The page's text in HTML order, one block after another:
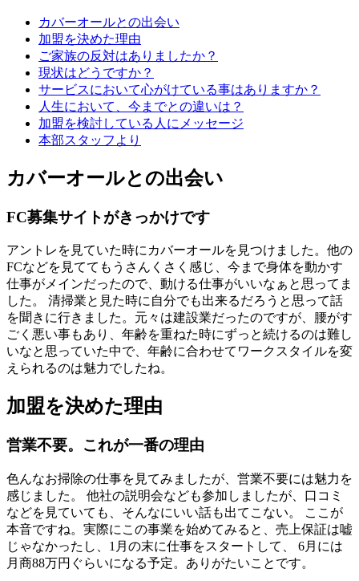
カバーオールとの出会い
加盟を決めた理由
ご家族の反対はありましたか？
現状はどうですか？
サービスにおいて心がけている事はありますか？
人生において、今までとの違いは？
加盟を検討している人にメッセージ
本部スタッフより
カバーオールとの出会い
FC募集サイトがきっかけです
アントレを見ていた時にカバーオールを見つけました。他の
FCなどを見ててもうさんくさく感じ、今まで身体を動かす
仕事がメインだったので、動ける仕事がいいなぁと思ってま
した。 清掃業と見た時に自分でも出来るだろうと思って話
を聞きに行きました。元々は建設業だったのですが、腰がす
ごく悪い事もあり、年齢を重ねた時にずっと続けるのは難し
いなと思っていた中で、年齢に合わせてワークスタイルを変
えられるのは魅力でしたね。
加盟を決めた理由
営業不要。これが一番の理由
色んなお掃除の仕事を見てみましたが、営業不要には魅力を
感じました。 他社の説明会なども参加しましたが、口コミ
などを見ていても、そんなにいい話も出てこない。 ここが
本音ですね。実際にこの事業を始めてみると、売上保証は嘘
じゃなかったし、1月の末に仕事をスタートして、 6月には
月商88万円ぐらいになる予定。ありがたいことです。